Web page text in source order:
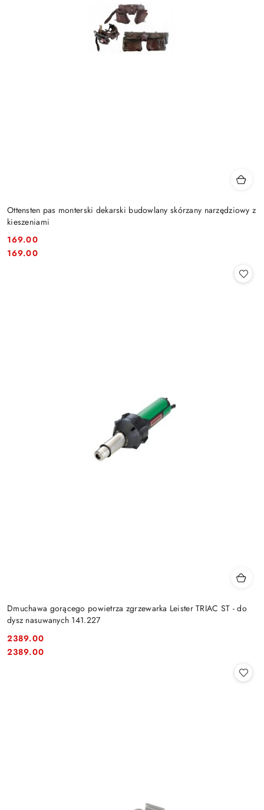
Ottensten pas monterski dekarski budowlany skórzany narzędziowy z
kieszeniami
Cena:
169.00
Cena:
169.00
Dmuchawa gorącego powietrza zgrzewarka Leister TRIAC ST - do
dysz nasuwanych 141.227
Cena:
2389.00
Cena:
2389.00